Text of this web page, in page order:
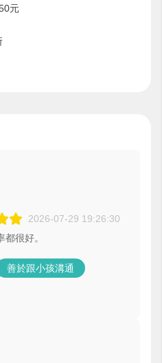
元
2026-07-29 19:26:30
很好。
善於跟小孩溝通